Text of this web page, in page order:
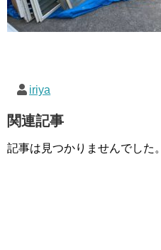
iriya
関連記事
記事は見つかりませんでした。